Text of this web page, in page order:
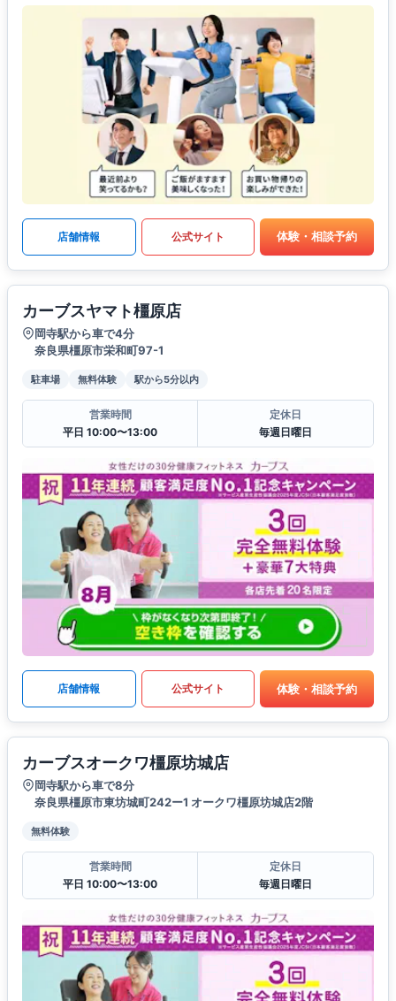
店舗情報 公式サイト 体験・相談予約
カーブスヤマト橿原店
岡寺駅から車で4分
奈良県橿原市栄和町97-1
駐車場 無料体験 駅から5分以内
営業時間
平日 10:00〜13:00
定休日
毎週日曜日
店舗情報 公式サイト 体験・相談予約
カーブスオークワ橿原坊城店
岡寺駅から車で8分
奈良県橿原市東坊城町242ー1 オークワ橿原坊城店2階
無料体験
営業時間
平日 10:00〜13:00
定休日
毎週日曜日